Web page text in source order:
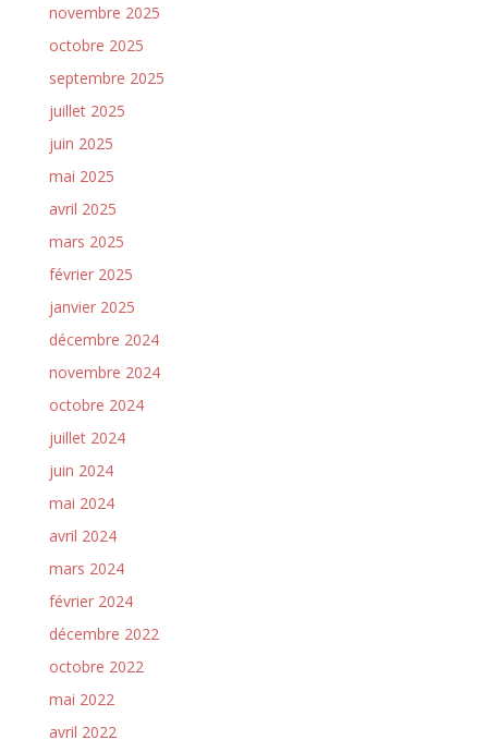
novembre 2025
octobre 2025
septembre 2025
juillet 2025
juin 2025
mai 2025
avril 2025
mars 2025
février 2025
janvier 2025
décembre 2024
novembre 2024
octobre 2024
juillet 2024
juin 2024
mai 2024
avril 2024
mars 2024
février 2024
décembre 2022
octobre 2022
mai 2022
avril 2022